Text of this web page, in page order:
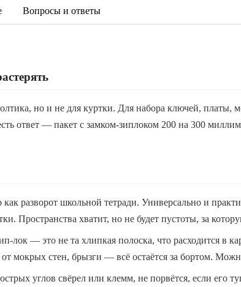
Вопросы и ответы
но и не для куртки. Для набора ключей, платы,
ответ — пакет с замком-зиплоком 200 на 300
разворот школьной тетради. Универсально и
Пространства хватит, но не будет пустоты, за
лок — это не та хлипкая полоска, что расходится в
мокрых стен, брызги — всё остаётся за бортом.
углов свёрел или клемм, не порвётся, если его